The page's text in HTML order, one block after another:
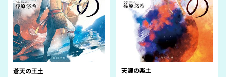
蒼天の王土
天涯の楽土